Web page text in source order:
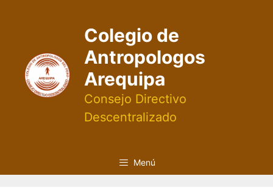
Colegio de
Antropologos
Arequipa
Consejo Directivo
Descentralizado
Menú